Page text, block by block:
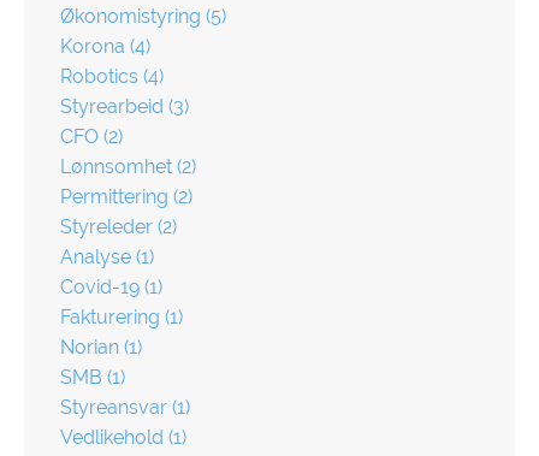
Økonomistyring (5)
Korona (4)
Robotics (4)
Styrearbeid (3)
CFO (2)
Lønnsomhet (2)
Permittering (2)
Styreleder (2)
Analyse (1)
Covid-19 (1)
Fakturering (1)
Norian (1)
SMB (1)
Styreansvar (1)
Vedlikehold (1)